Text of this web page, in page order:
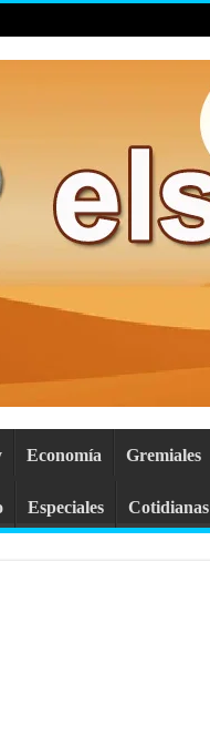
Economía Gremiales
Especiales Cotidianas